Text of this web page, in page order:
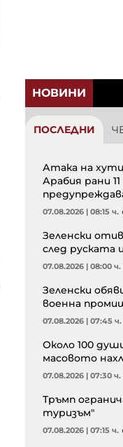
НОВИНИ
ПОСЛЕДНИ
Атака на
Арабия рани
07.08.2026 | 08:15 ч.
Зеленски
след руската
07.08.2026 | 08:00 ч.
Зеленски
военна
07.08.2026 | 07:45 ч.
Около 100
масовото
07.08.2026 | 07:30 ч.
Тръмп
туризъм"
07.08.2026 | 07:15 ч.